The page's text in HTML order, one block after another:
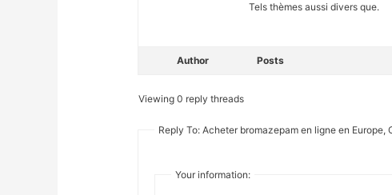
Tels thèmes aussi divers que.
Author Posts
Viewing 0 reply threads
Reply To: Acheter bromazepam en ligne en
Your information: